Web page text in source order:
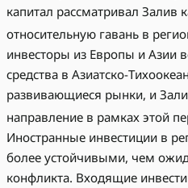
капитал рассматривал Залив
относительную гавань в
инвесторы из Европы и Азии
средства в Азиатско-
развивающиеся рынки, и
направление в рамках этой
Иностранные инвестиции в
более устойчивыми, чем
конфликта. Входящие